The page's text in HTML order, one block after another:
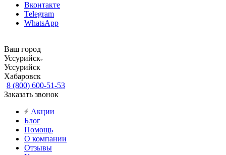
Вконтакте
Telegram
WhatsApp
Ваш город
Уссурийск
Уссурийск
Хабаровск
8 (800) 600-51-53
Заказать звонок
Акции
Блог
Помощь
О компании
Отзывы